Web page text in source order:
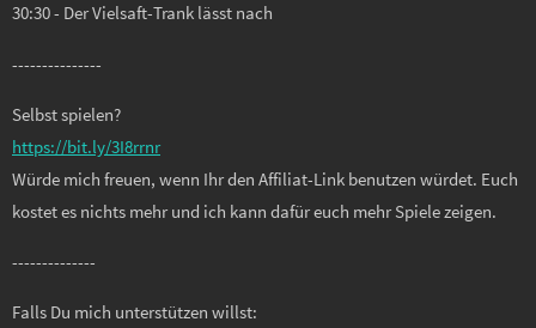
30:30 - Der Vielsaft-Trank lässt nach
---------------
Selbst spielen?
https://bit.ly/3I8rrnr
Würde mich freuen, wenn Ihr den Affiliat-Link benutzen würdet. Euch
kostet es nichts mehr und ich kann dafür euch mehr Spiele zeigen.
--------------
Falls Du mich unterstützen willst: